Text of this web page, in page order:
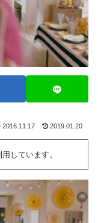
2016.11.17 2019.01.20
しています。